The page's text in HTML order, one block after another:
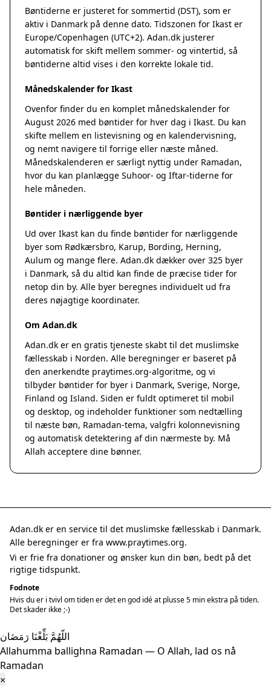
Bøntiderne er justeret for sommertid (DST), som er
aktiv i Danmark på denne dato. Tidszonen for Ikast er
Europe/Copenhagen (UTC+2). Adan.dk justerer
automatisk for skift mellem sommer- og vintertid, så
bøntiderne altid vises i den korrekte lokale tid.
Månedskalender for Ikast
Ovenfor finder du en komplet månedskalender for
August 2026 med bøntider for hver dag i Ikast. Du kan
skifte mellem en listevisning og en kalendervisning,
og nemt navigere til forrige eller næste måned.
Månedskalenderen er særligt nyttig under Ramadan,
hvor du kan planlægge Suhoor- og Iftar-tiderne for
hele måneden.
Bøntider i nærliggende byer
Ud over Ikast kan du finde bøntider for nærliggende
byer som Rødkærsbro, Karup, Bording, Herning,
Aulum og mange flere. Adan.dk dækker over 325 byer
i Danmark, så du altid kan finde de præcise tider for
netop din by. Alle byer beregnes individuelt ud fra
deres nøjagtige koordinater.
Om Adan.dk
Adan.dk er en gratis tjeneste skabt til det muslimske
fællesskab i Norden. Alle beregninger er baseret på
den anerkendte praytimes.org-algoritme, og vi
tilbyder bøntider for byer i Danmark, Sverige, Norge,
Finland og Island. Siden er fuldt optimeret til mobil
og desktop, og indeholder funktioner som nedtælling
til næste bøn, Ramadan-tema, valgfri kolonnevisning
og automatisk detektering af din nærmeste by. Må
Allah acceptere dine bønner.
Adan.dk er en service til det muslimske fællesskab i Danmark.
Alle beregninger er fra www.praytimes.org.
Vi er frie fra donationer og ønsker kun din bøn, bedt på det
rigtige tidspunkt.
Fodnote
Hvis du er i tvivl om tiden er det en god idé at plusse 5 min ekstra på tiden.
Det skader ikke ;-)
اللّهُمَّ بَلِّغْنَا رَمَضَان
Allahumma ballighna Ramadan — O Allah, lad os nå
Ramadan
×